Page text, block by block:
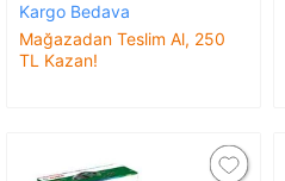
Kargo Bedava
Mağazadan Teslim Al, 250
TL Kazan!